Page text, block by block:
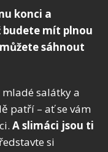
konci a
budete mít plnou
sáhnout
salátky a
patří – ať se vám
A slimáci jsou ti
si